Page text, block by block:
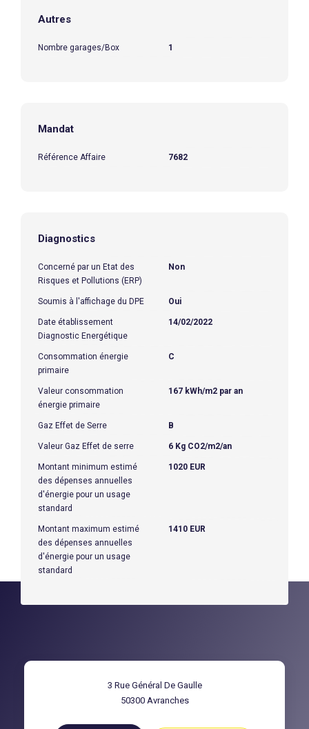
Autres
Nombre garages/Box 1
Mandat
Référence Affaire 7682
Diagnostics
Concerné par un Etat des
Risques et Pollutions (ERP)
Non
Soumis à l'affichage du DPE Oui
Date établissement
Diagnostic Energétique
14/02/2022
Consommation énergie
primaire
C
Valeur consommation
énergie primaire
167 kWh/m2 par an
Gaz Effet de Serre B
Valeur Gaz Effet de serre 6 Kg CO2/m2/an
Montant minimum estimé
des dépenses annuelles
d'énergie pour un usage
standard
1020 EUR
Montant maximum estimé
des dépenses annuelles
d'énergie pour un usage
standard
1410 EUR
3 Rue Général De Gaulle
50300 Avranches